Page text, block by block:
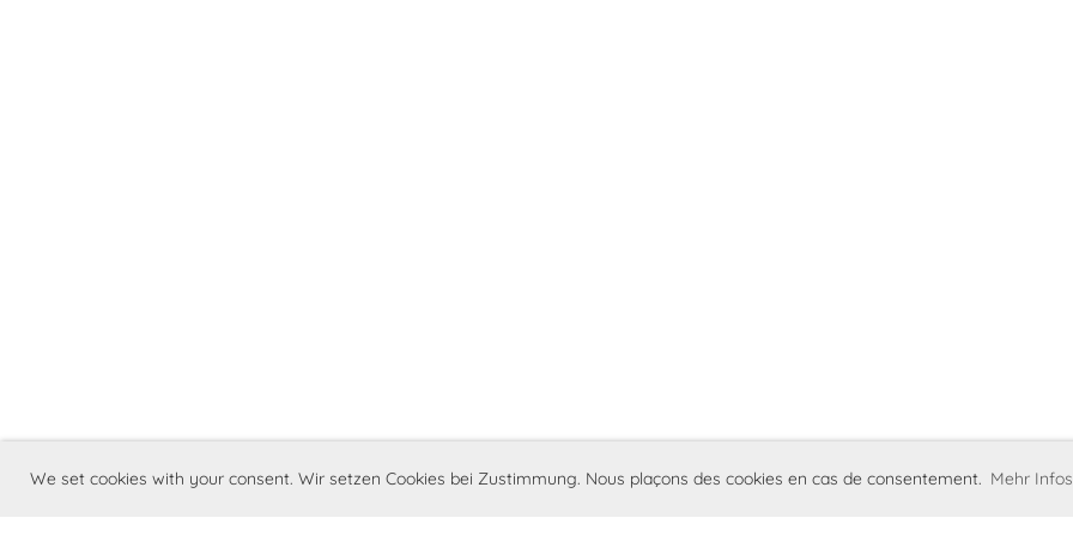
We set cookies with your consent. Wir setzen Cookies bei Zustimmung. Nous plaçons des cookies en cas de consentement. Mehr Infos